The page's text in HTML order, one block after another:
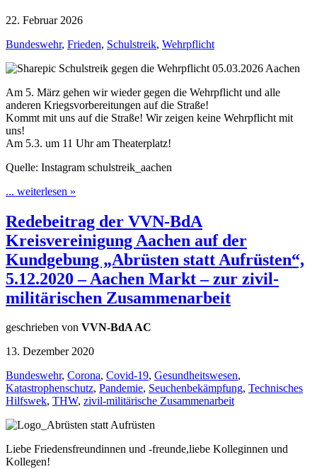
22. Februar 2026
Bundeswehr, Frieden, Schulstreik, Wehrpflicht
Am 5. März gehen wir wieder gegen die Wehrpflicht und alle
anderen Kriegsvorbereitungen auf die Straße!
Kommt mit uns auf die Straße! Wir zeigen keine Wehrpflicht mit
uns!
Am 5.3. um 11 Uhr am Theaterplatz!
Quelle: Instagram schulstreik_aachen
... weiterlesen »
Redebeitrag der VVN-BdA
Kreisvereinigung Aachen auf der
Kundgebung „Abrüsten statt Aufrüsten“,
5.12.2020 – Aachen Markt – zur zivil-
militärischen Zusammenarbeit
geschrieben von VVN-BdA AC
13. Dezember 2020
Bundeswehr, Corona, Covid-19, Gesundheitswesen,
Katastrophenschutz, Pandemie, Seuchenbekämpfung, Technisches
Hilfswek, THW, zivil-militärische Zusammenarbeit
Liebe Friedensfreundinnen und -freunde,liebe Kolleginnen und
Kollegen!